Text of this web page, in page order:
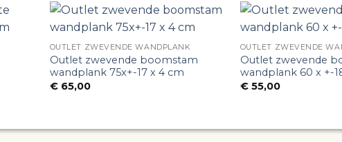
OUTLET ZWEVENDE WANDPLANK
Outlet zwevende boomstam
wandplank 75x+-17 x 4 cm
€65,00
OUTLET ZWEVENDE
Outlet zwevende
wandplank 60 x +-
€55,00